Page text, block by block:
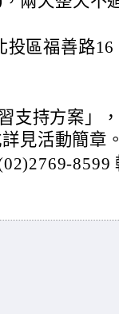
投區福善路16
支持方案」
見活動簡章。
8599